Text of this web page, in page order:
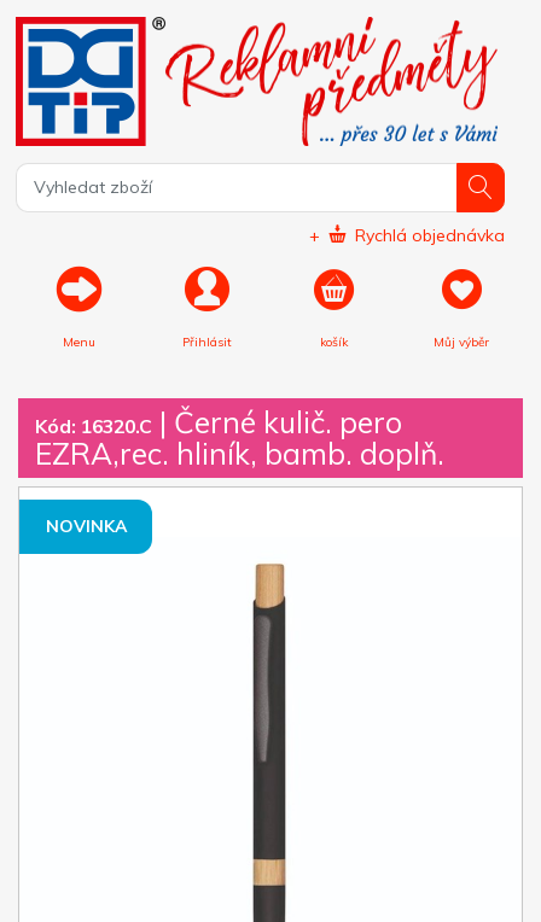
+ Rychlá objednávka
Menu Přihlásit košík Můj výběr
Kód: 16320.C | Černé kulič. pero
EZRA,rec. hliník, bamb. doplň.
NOVINKA